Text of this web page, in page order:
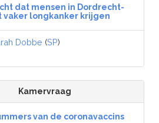
dat mensen in Dordrecht-
vaker longkanker krijgen
Dobbe (SP)
Kamervraag
van de coronavaccins